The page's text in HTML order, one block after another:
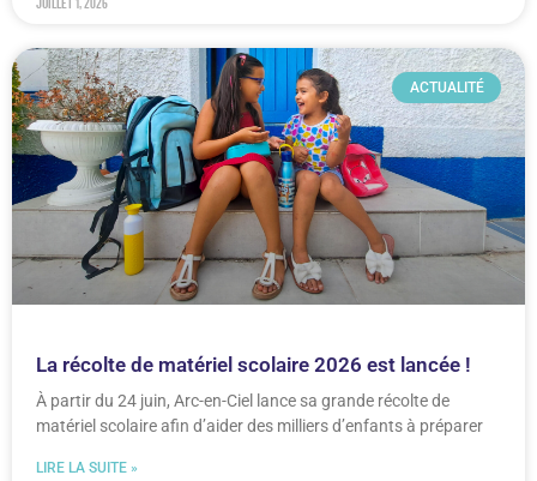
ACTUALITÉ
La récolte de matériel scolaire 2026 est lancée !
À partir du 24 juin, Arc-en-Ciel lance sa grande récolte de
matériel scolaire afin d’aider des milliers d’enfants à préparer
LIRE LA SUITE »